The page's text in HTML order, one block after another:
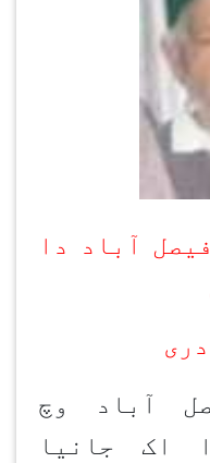
آباد دا
آباد وچ
اک جانیا